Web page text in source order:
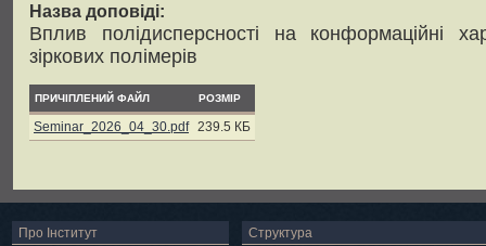
Назва доповіді:
Вплив полідисперсності на конформаційні
зіркових полімерів
ПРИЧІПЛЕНИЙ ФАЙЛ РОЗМІР
Seminar_2026_04_30.pdf 239.5 КБ
Про Інститут
Структура